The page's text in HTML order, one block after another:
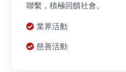
聯繫，積極回饋社會。
業界活動
慈善活動